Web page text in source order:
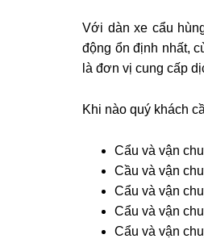
Với dàn xe cẩu
động ổn định nhất,
là đơn vị cung cấp
Khi nào quý khách
Cẩu và vận
Cầu và vận
Cẩu và vận
Cẩu và vận
Cẩu và vận